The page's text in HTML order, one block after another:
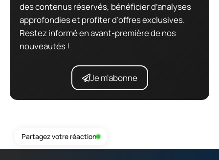
des contenus réservés, bénéficier d’analyses
approfondies et profiter d’offres exclusives.
Restez informé en avant-première de nos
nouveautés !
Je m'abonne
Partagez votre réaction